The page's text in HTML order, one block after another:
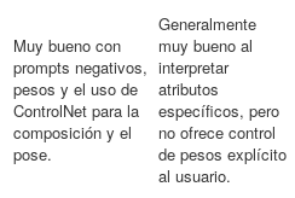
Muy bueno con
prompts negativos,
pesos y el uso de
ControlNet para la
composición y el
pose.
Generalmente
muy bueno al
interpretar
atributos
específicos, pero
no ofrece control
de pesos explícito
al usuario.